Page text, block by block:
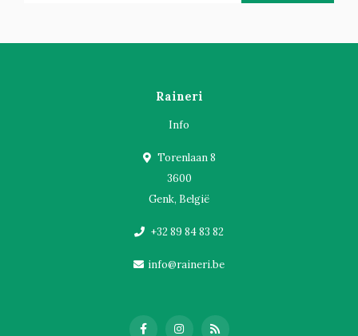
Raineri
Info
Torenlaan 8
3600
Genk, België
+32 89 84 83 82
info@raineri.be